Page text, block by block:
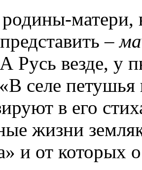
матери,
–
Русь везде, у
селе
в его
жизни
и от которых